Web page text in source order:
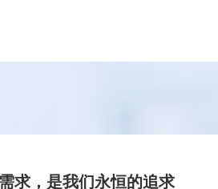
求，是我们永恒的追求